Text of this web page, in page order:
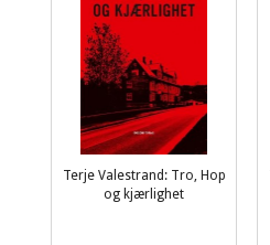
Terje Valestrand: Tro, Hop
og kjærlighet